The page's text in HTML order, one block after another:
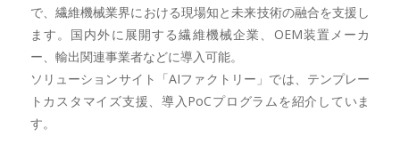
で、繊維機械業界における現場知と未来技術の融合を支援し
ます。国内外に展開する繊維機械企業、OEM装置メーカ
ー、輸出関連事業者などに導入可能。
ソリューションサイト「AIファクトリー」では、テンプレー
トカスタマイズ支援、導入PoCプログラムを紹介していま
す。